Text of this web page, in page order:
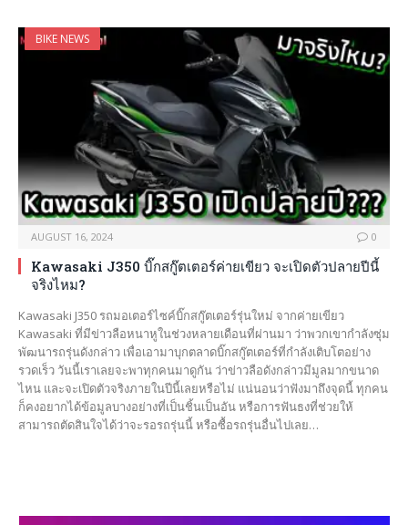
BIKE NEWS
AUGUST 16, 2024 0
Kawasaki J350 บิ๊กสกู๊ตเตอร์ค่ายเขียว จะเปิดตัวปลายปีนี้
จริงไหม?
Kawasaki J350 รถมอเตอร์ไซค์บิ๊กสกู๊ตเตอร์รุ่นใหม่ จากค่ายเขียว
Kawasaki ที่มีข่าวลือหนาหูในช่วงหลายเดือนที่ผ่านมา ว่าพวกเขากำลังซุ่ม
พัฒนารถรุ่นดังกล่าว เพื่อเอามาบุกตลาดบิ๊กสกู๊ตเตอร์ที่กำลังเติบโตอย่าง
รวดเร็ว วันนี้เราเลยจะพาทุกคนมาดูกัน ว่าข่าวลือดังกล่าวมีมูลมากขนาด
ไหน และจะเปิดตัวจริงภายในปีนี้เลยหรือไม่ แน่นอนว่าฟังมาถึงจุดนี้ ทุกคน
ก็คงอยากได้ข้อมูลบางอย่างที่เป็นชิ้นเป็นอัน หรือการฟันธงที่ช่วยให้
สามารถตัดสินใจได้ว่าจะรอรถรุ่นนี้ หรือซื้อรถรุ่นอื่นไปเลย…